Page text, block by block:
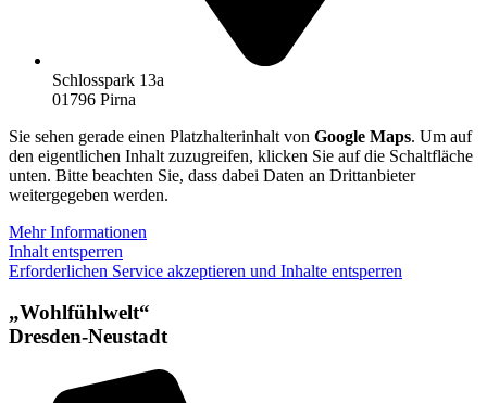
Schlosspark 13a
01796 Pirna
Sie sehen gerade einen Platzhalterinhalt von Google Maps. Um auf
den eigentlichen Inhalt zuzugreifen, klicken Sie auf die Schaltfläche
unten. Bitte beachten Sie, dass dabei Daten an Drittanbieter
weitergegeben werden.
Mehr Informationen
Inhalt entsperren
Erforderlichen Service akzeptieren und Inhalte entsperren
„Wohlfühlwelt“
Dresden-Neustadt